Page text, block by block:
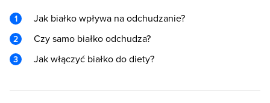
Jak białko wpływa na odchudzanie?
Czy samo białko odchudza?
Jak włączyć białko do diety?